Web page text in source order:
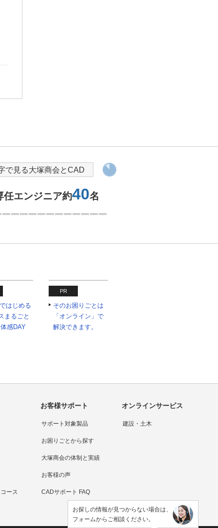
で見る大塚商会とCAD
任エンジニア約40名
はじめる
まるごと
感DAY
PR
そのお困りごとは
「オンライン」で
解決できます。
お探しの情報が見つからない場合は、
フォームからご相談ください。
ース
お客様サポート
サポート対象製品
お困りごとから探す
大塚商会の体制と実績
お客様の声
CADサポート FAQ
オンラインサービス
建設・土木